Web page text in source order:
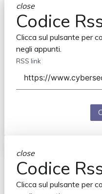
close
Codice
Clicca sul pulsante per
negli appunti.
RSS link
close
Codice
Clicca sul pulsante per